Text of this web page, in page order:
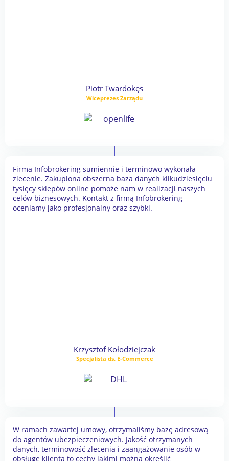
Piotr Twardokęs
Wiceprezes Zarządu
Firma Infobrokering sumiennie i terminowo wykonała
zlecenie. Zakupiona obszerna baza danych kilkudziesięciu
tysięcy sklepów online pomoże nam w realizacji naszych
celów biznesowych. Kontakt z firmą Infobrokering
oceniamy jako profesjonalny oraz szybki.
Krzysztof Kołodziejczak
Specjalista ds. E-Commerce
W ramach zawartej umowy, otrzymaliśmy bazę adresową
do agentów ubezpieczeniowych. Jakość otrzymanych
danych, terminowość zlecenia i zaangażowanie osób w
obsługę klienta to cechy jakimi można określić